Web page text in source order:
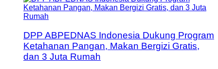
DPP ABPEDNAS Indonesia Dukung Program
Ketahanan Pangan, Makan Bergizi Gratis,
dan 3 Juta Rumah